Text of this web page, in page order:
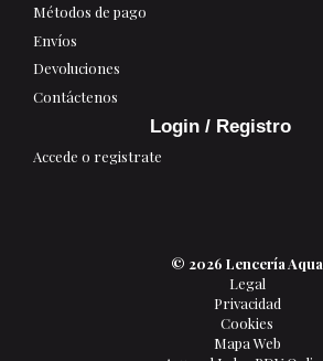
Métodos de pago
Envíos
Devoluciones
Contáctenos
Login / Registro
Accede o registrate
© 2026 Lencería Aqua
Legal
Privacidad
Cookies
Mapa Web